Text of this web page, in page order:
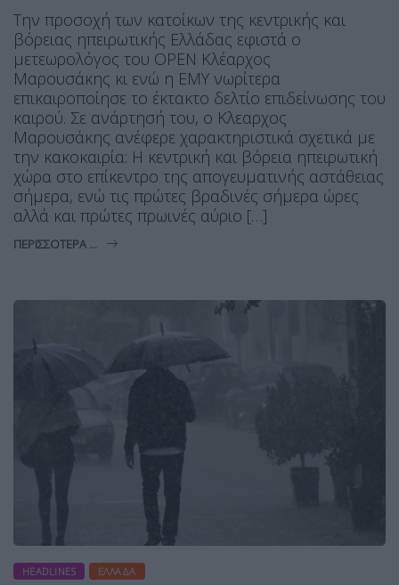
Την προσοχή των κατοίκων της κεντρικής και
βόρειας ηπειρωτικής Ελλάδας εφιστά ο
μετεωρολόγος του OPEN Κλέαρχος
Μαρουσάκης κι ενώ η ΕΜΥ νωρίτερα
επικαιροποίησε το έκτακτο δελτίο επιδείνωσης του
καιρού. Σε ανάρτησή του, ο Κλεαρχος
Μαρουσάκης ανέφερε χαρακτηριστικά σχετικά με
την κακοκαιρία: Η κεντρική και βόρεια ηπειρωτική
χώρα στο επίκεντρο της απογευματινής αστάθειας
σήμερα, ενώ τις πρώτες βραδινές σήμερα ώρες
αλλά και πρώτες πρωινές αύριο […]
ΠΕΡΙΣΣΌΤΕΡΑ ...
HEADLINES ΕΛΛΆΔΑ